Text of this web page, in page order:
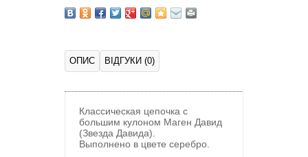
ОПИС ВІДГУКИ (0)
Классическая цепочка с
большим кулоном Маген Давид
(Звезда Давида).
Выполнено в цвете серебро.